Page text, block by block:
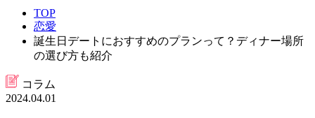
TOP
恋愛
誕生日デートにおすすめのプランって？ディナー場所
の選び方も紹介
コラム
2024.04.01